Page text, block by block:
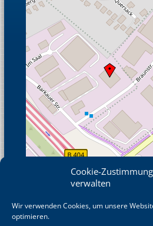
Cookie-Zustimmung
verwalten
Wir verwenden Cookies, um unsere
optimieren.
© OpenStreetMap